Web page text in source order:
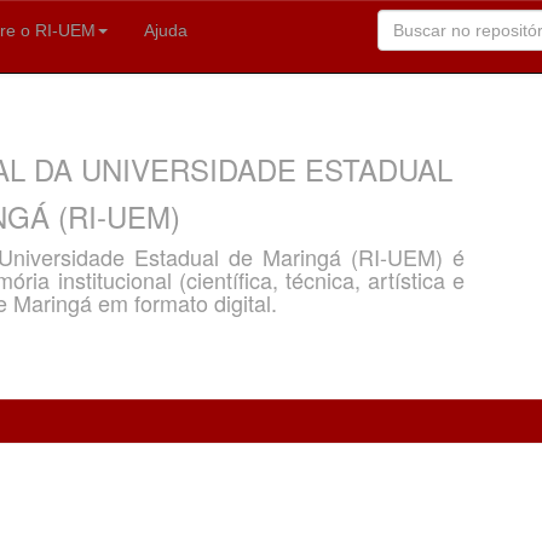
o RI-UEM Ajuda
DA UNIVERSIDADE ESTADUAL
(RI-UEM)
Estadual de Maringá (RI-UEM) é
institucional (científica, técnica, artística e
Maringá em formato digital.